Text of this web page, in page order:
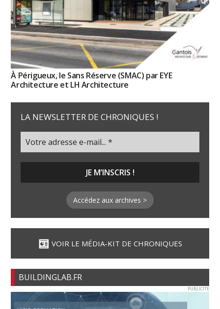
À Périgueux, le Sans Réserve (SMAC) par EYE
Architecture et LH Architecture
LA NEWSLETTER DE CHRONIQUES !
Accédez aux archives >
VOIR LE MÉDIA-KIT DE CHRONIQUES
BUILDINGLAB.FR
PUBLICITE